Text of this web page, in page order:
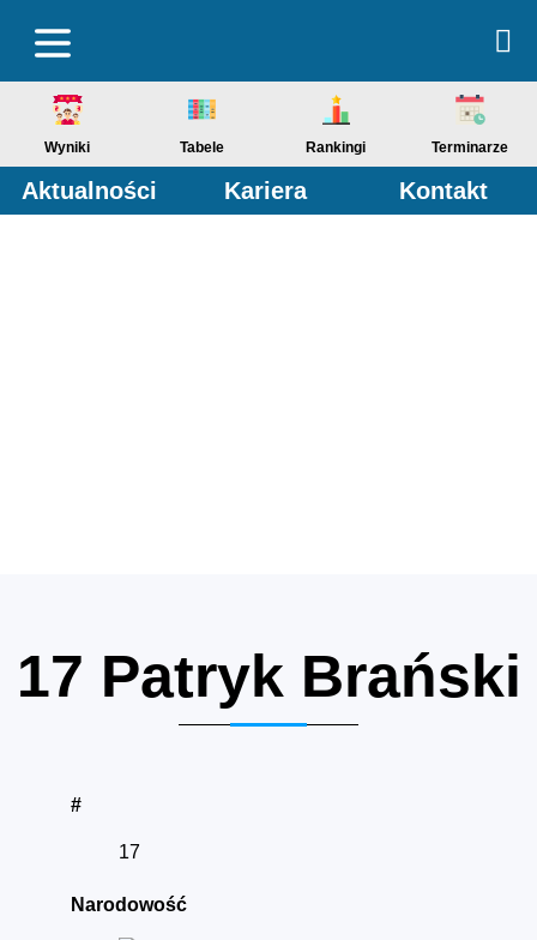
Wyniki Tabele Rankingi Terminarze
Aktualności Kariera Kontakt
17 Patryk Brański
#
17
Narodowość